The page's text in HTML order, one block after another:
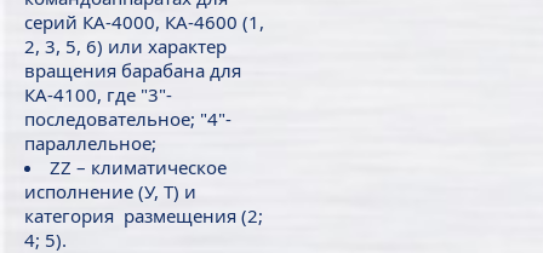
серий КА-4000, КА-4600 (1,
2, 3, 5, 6) или характер
вращения барабана для
КА-4100, где "3"-
последовательное; "4"-
параллельное;
ZZ – климатическое
исполнение (У, Т) и
категория размещения (2;
4; 5).